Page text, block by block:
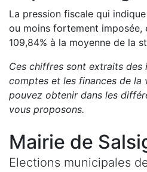
La pression fiscale qui
ou moins fortement imposée,
109,84% à la moyenne de la
Ces chiffres sont extraits des
comptes et les finances de la
pouvez obtenir dans les
vous proposons.
Mairie de
Elections municipales